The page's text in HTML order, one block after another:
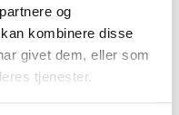
og
kombinere disse
givet dem, eller som
tjenester.
til at kontakte
brug for assistance.
14
afdeling